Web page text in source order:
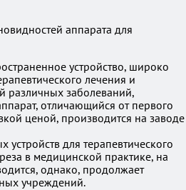
аппарата для
устройство, широко
лечения и
различных заболеваний,
отличающийся от первого
ценой, производится на заводе
для терапевтического
в медицинской практике, на
однако, продолжает
учреждений.